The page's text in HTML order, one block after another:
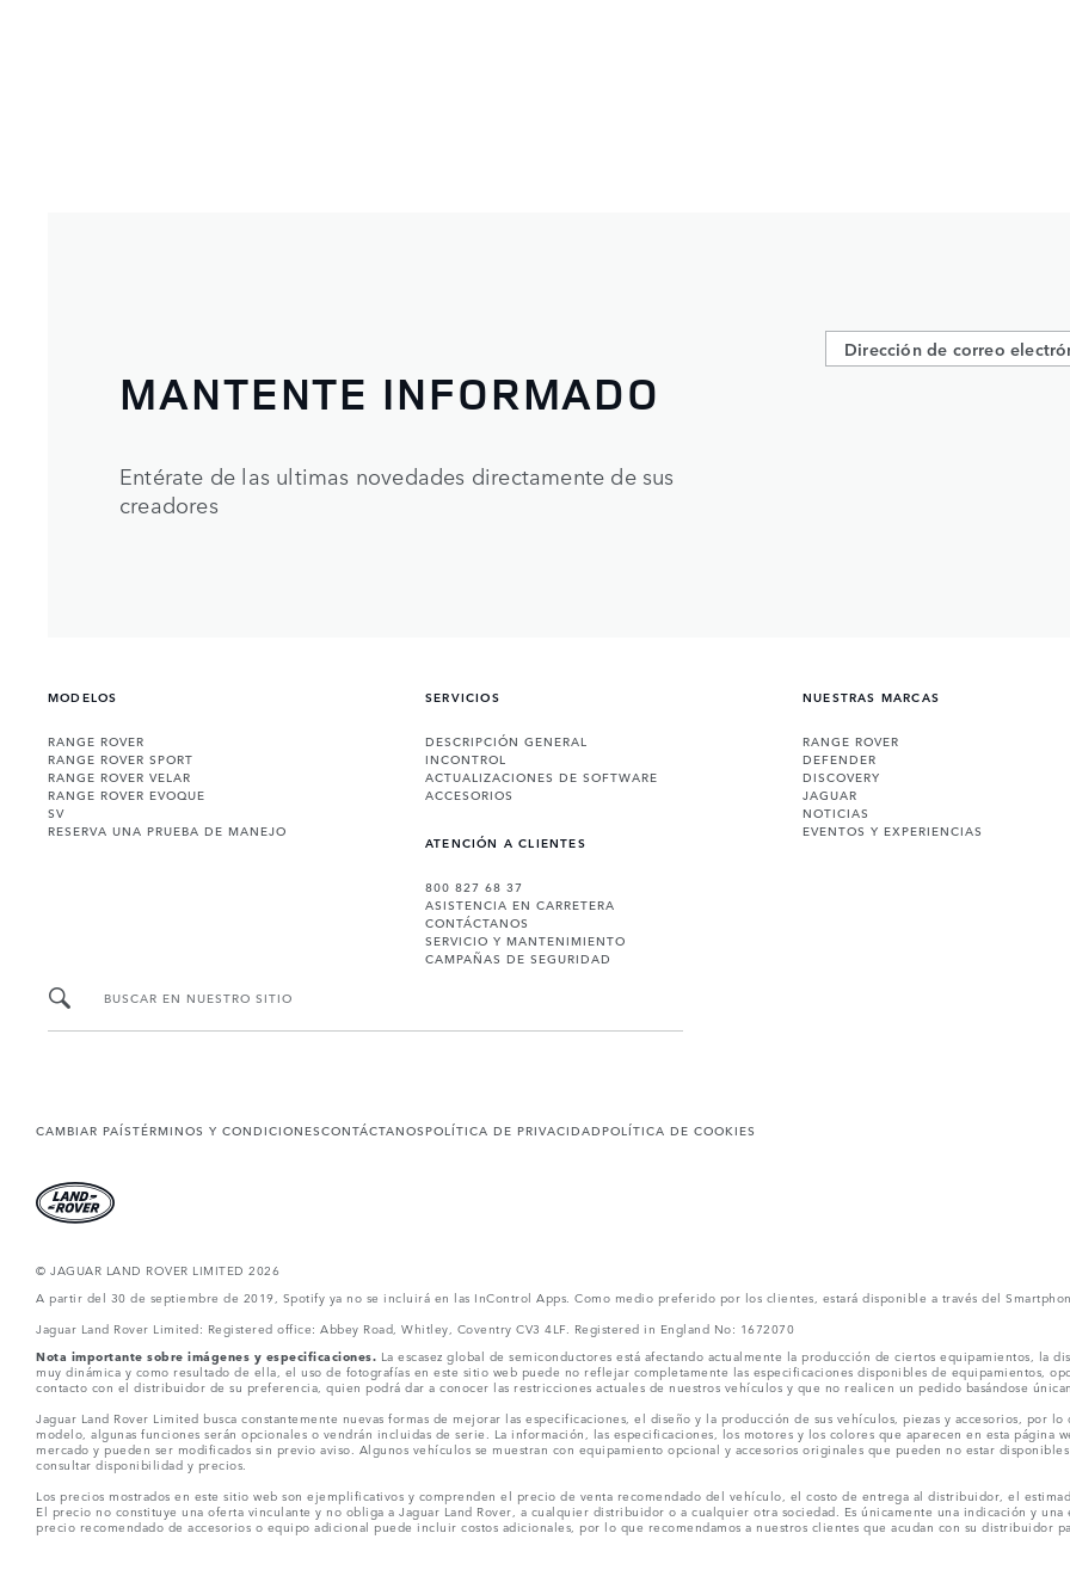
MANTENTE INFORMADO
Entérate de las ultimas novedades directamente de sus
creadores
MODELOS
RANGE ROVER
RANGE ROVER SPORT
RANGE ROVER VELAR
RANGE ROVER EVOQUE
SV
RESERVA UNA PRUEBA DE MANEJO
SERVICIOS
DESCRIPCIÓN GENERAL
INCONTROL
ACTUALIZACIONES DE SOFTWARE
ACCESORIOS
ATENCIÓN A CLIENTES
800 827 68 37
ASISTENCIA EN CARRETERA
CONTÁCTANOS
SERVICIO Y MANTENIMIENTO
CAMPAÑAS DE SEGURIDAD
NUESTRAS MARCAS
RANGE ROVER
DEFENDER
DISCOVERY
JAGUAR
NOTICIAS
EVENTOS Y EXPERIENCIAS
BUSCAR EN NUESTRO SITIO
CAMBIAR PAÍSTÉRMINOS Y CONDICIONESCONTÁCTANOSPOLÍTICA DE PRIVACIDADPOLÍTICA DE COOKIES
© JAGUAR LAND ROVER LIMITED 2026
A partir del 30 de septiembre de 2019, Spotify ya no se incluirá en las InControl Apps. Como medio preferido por los clientes, estará disponible a través del
Jaguar Land Rover Limited: Registered office: Abbey Road, Whitley, Coventry CV3 4LF. Registered in England No: 1672070
Nota importante sobre imágenes y especificaciones. La escasez global de semiconductores está afectando actualmente la producción de ciertos equipamientos, la
muy dinámica y como resultado de ella, el uso de fotografías en este sitio web puede no reflejar completamente las especificaciones disponibles de equipamientos,
contacto con el distribuidor de su preferencia, quien podrá dar a conocer las restricciones actuales de nuestros vehículos y que no realicen un pedido basándose
Jaguar Land Rover Limited busca constantemente nuevas formas de mejorar las especificaciones, el diseño y la producción de sus vehículos, piezas y accesorios, por
modelo, algunas funciones serán opcionales o vendrán incluidas de serie. La información, las especificaciones, los motores y los colores que aparecen en esta página
mercado y pueden ser modificados sin previo aviso. Algunos vehículos se muestran con equipamiento opcional y accesorios originales que pueden no estar
consultar disponibilidad y precios.
Los precios mostrados en este sitio web son ejemplificativos y comprenden el precio de venta recomendado del vehículo, el costo de entrega al distribuidor, el
El precio no constituye una oferta vinculante y no obliga a Jaguar Land Rover, a cualquier distribuidor o a cualquier otra sociedad. Es únicamente una indicación y
precio recomendado de accesorios o equipo adicional puede incluir costos adicionales, por lo que recomendamos a nuestros clientes que acudan con su distribuidor